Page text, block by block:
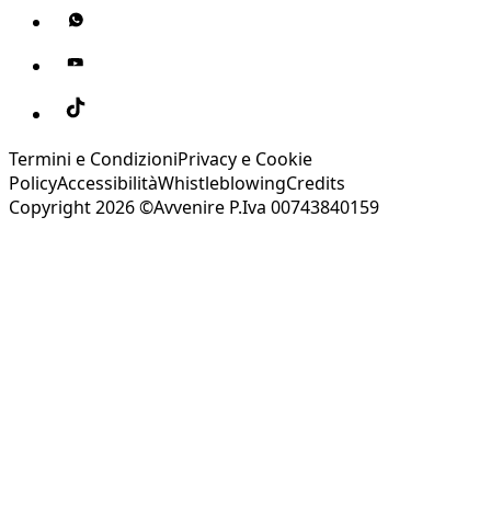
Termini e CondizioniPrivacy e Cookie
PolicyAccessibilitàWhistleblowingCredits
Copyright 2026 ©Avvenire P.Iva 00743840159